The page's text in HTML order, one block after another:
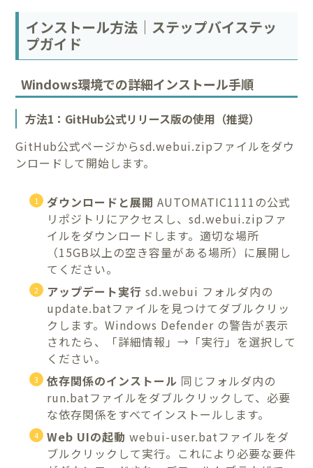
インストール方法｜ステップバイステッ
プガイド
Windows環境での詳細インストール手順
方法1：GitHub公式リリース版の使用（推奨）
GitHub公式ページからsd.webui.zipファイルをダウ
ンロードして開始します。
ダウンロードと展開 AUTOMATIC1111の公式
リポジトリにアクセスし、sd.webui.zipファ
イルをダウンロードします。適切な場所
（15GB以上の空き容量がある場所）に展開し
てください。
アップデート実行 sd.webui フォルダ内の
update.batファイルを見つけてダブルクリッ
クします。Windows Defender の警告が表示
されたら、「詳細情報」→「実行」を選択して
ください。
依存関係のインストール 同じフォルダ内の
run.batファイルをダブルクリックして、必要
な依存関係をすべてインストールします。
Web UIの起動 webui-user.batファイルをダ
ブルクリックして実行。これにより必要な要件